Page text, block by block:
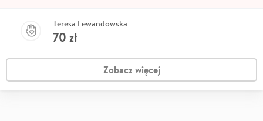
Teresa Lewandowska
70 zł
Zobacz więcej